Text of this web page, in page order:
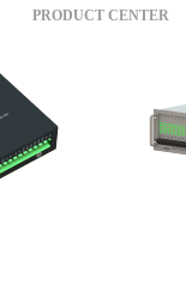
PRODUCT CENTER